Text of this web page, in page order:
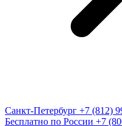
Санкт-Петербург +7 (812)
Бесплатно по России +7